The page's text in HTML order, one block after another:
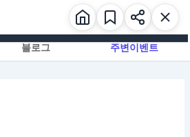
블로그 주변이벤트